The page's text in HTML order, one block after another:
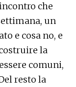
che
un
e cosa no, e
la
comuni,
resto la